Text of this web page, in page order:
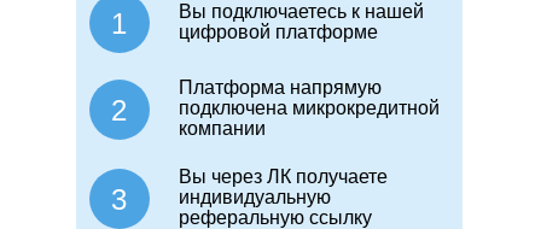
1
Вы подключаетесь к нашей
цифровой платформе
2
Платформа напрямую
подключена микрокредитной
компании
3
Вы через ЛК получаете
индивидуальную
реферальную ссылку